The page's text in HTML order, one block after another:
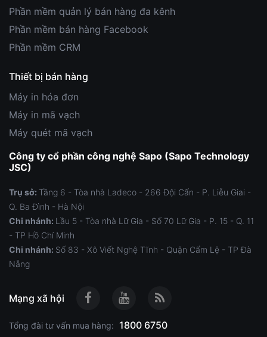
Phần mềm quản lý bán hàng đa kênh
Phần mềm bán hàng Facebook
Phần mềm CRM
Thiết bị bán hàng
Máy in hóa đơn
Máy in mã vạch
Máy quét mã vạch
Công ty cổ phần công nghệ Sapo (Sapo Technology
JSC)
Trụ sở: Tầng 6 - Tòa nhà Ladeco - 266 Đội Cấn - P. Liễu Giai -
Q. Ba Đình - Hà Nội
Chi nhánh: Lầu 5 - Tòa nhà Lữ Gia - Số 70 Lữ Gia - P. 15 - Q. 11
- TP Hồ Chí Minh
Chi nhánh: Số 83 - Xô Viết Nghệ Tĩnh - Quận Cẩm Lệ - TP Đà
Nẵng
Mạng xã hội
Tổng đài tư vấn mua hàng: 1800 6750